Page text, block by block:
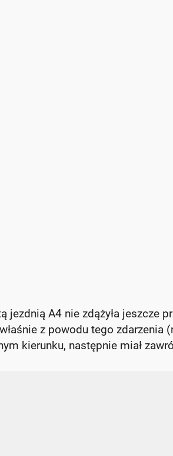
jezdnią A4 nie zdążyła jeszcze
z powodu tego
kierunku, następnie miał